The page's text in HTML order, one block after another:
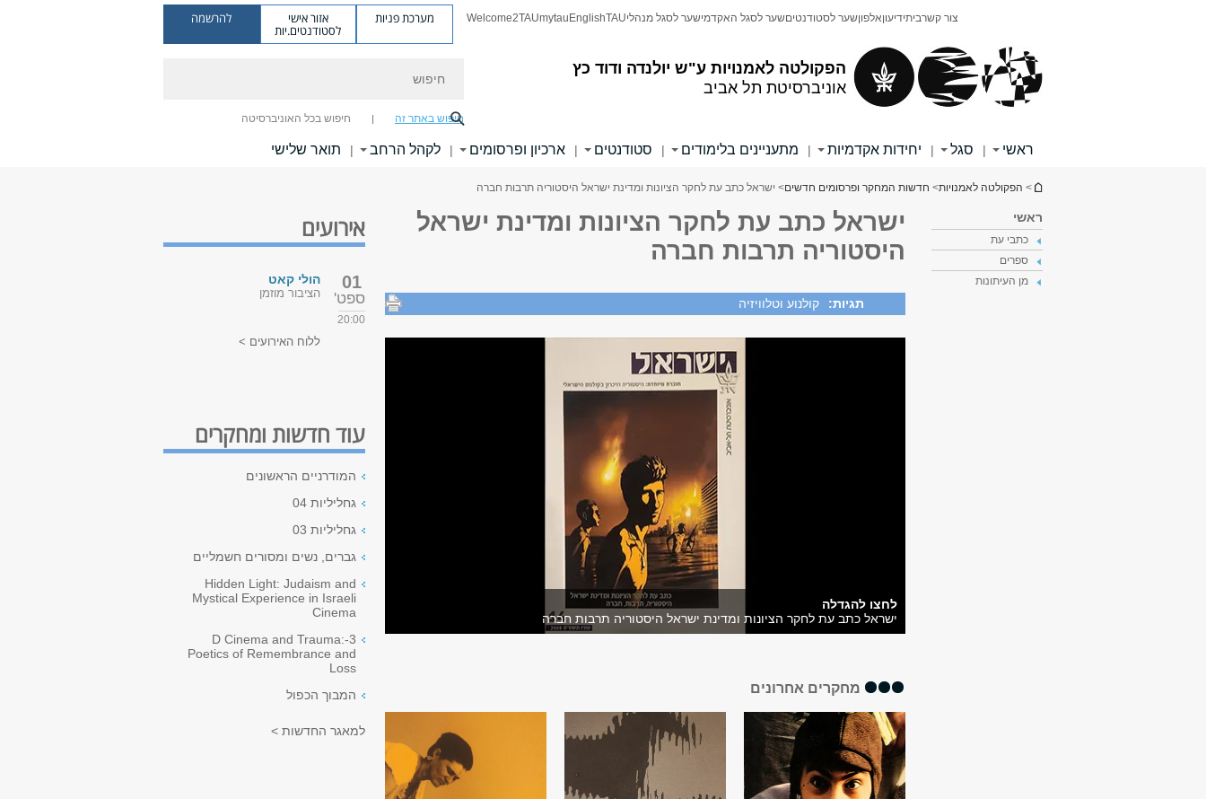
הפקולטה לאמנויות ע"ש יולנדה ודוד כץ
אוניברסיטת תל אביב
צור קשרביתידיעוןאלפוןשער לסטודנטיםשער לסגל האקדמישער לסגל מנהליTAU
English
mytau
Welcome2TAU מערכת פניות אזור אישי
לסטודנטים.יות
להרשמה
חיפוש באתר זה חיפוש בכל האוניברסיטה
ראשי | סגל | יחידות אקדמיות | מתעניינים בלימודים | סטודנטים | ארכיון ופרסומים | לקהל הרחב | תואר שלישי
הינך נמצא כאן
> הפקולטה לאמנויות> חדשות המחקר ופרסומים חדשים> ישראל כתב עת לחקר הציונות ומדינת ישראל היסטוריה תרבות חברה
ראשי
כתבי עת
ספרים
מן העיתונות
ישראל כתב עת לחקר הציונות ומדינת ישראל
היסטוריה תרבות חברה
תגיות: קולנוע וטלוויזיה
לחצו להגדלה
ישראל כתב עת לחקר הציונות ומדינת ישראל היסטוריה תרבות חברה
מחקרים אחרונים
אירועים
01
ספט'
20:00
הולי קאט
הציבור מוזמן
ללוח האירועים >
עוד חדשות ומחקרים
המודרניים הראשונים
גחליליות 04
גחליליות 03
גברים, נשים ומסורים חשמליים
Hidden Light: Judaism and
Mystical Experience in Israeli
Cinema
3-D Cinema and Trauma:
Poetics of Remembrance and
Loss
המבוך הכפול
למאגר החדשות >